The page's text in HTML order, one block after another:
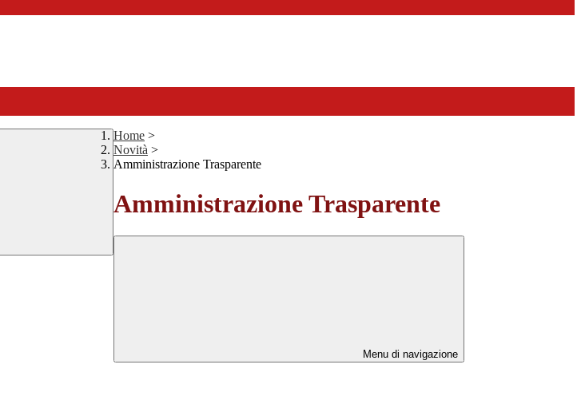
Home >
Novità >
Amministrazione Trasparente
Amministrazione Trasparente
Menu di navigazione